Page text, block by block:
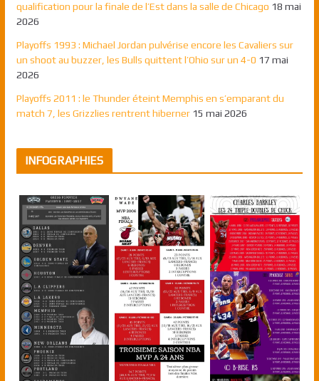
qualification pour la finale de l’Est dans la salle de Chicago 18 mai
2026
Playoffs 1993 : Michael Jordan pulvérise encore les Cavaliers sur
un shoot au buzzer, les Bulls quittent l’Ohio sur un 4-0 17 mai
2026
Playoffs 2011 : le Thunder éteint Memphis en s’emparant du
match 7, les Grizzlies rentrent hiberner 15 mai 2026
INFOGRAPHIES